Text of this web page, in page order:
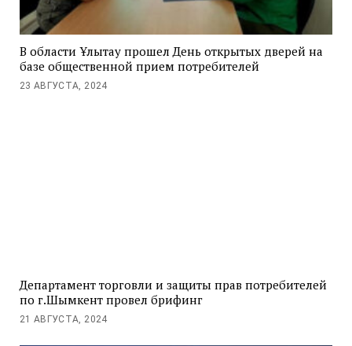
В области Ұлытау прошел День открытых дверей на
базе общественной прием потребителей
23 АВГУСТА, 2024
Департамент торговли и защиты прав потребителей
по г.Шымкент провел брифинг
21 АВГУСТА, 2024